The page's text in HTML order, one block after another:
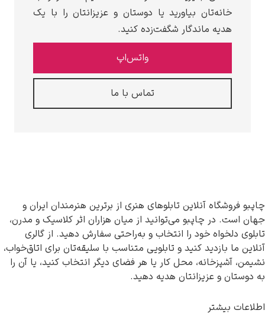
بیاورید یا دوستان و عزیزانتان را با یک
ماندگار شگفت‌زده کنید.
تماس با ما
آنلاین تابلوهای هنری از برترین هنرمندان ایران و
در چاپبو می‌توانید از میان هزاران اثر کلاسیک و مدرن،
خود را انتخاب و به‌راحتی سفارش دهید. از گالری
بازدید کنید و تابلویی متناسب با سلیقه‌تان برای اتاق‌خواب،
محل کار یا هر فضای دیگر انتخاب کنید، یا آن را
و عزیزانتان هدیه دهید.